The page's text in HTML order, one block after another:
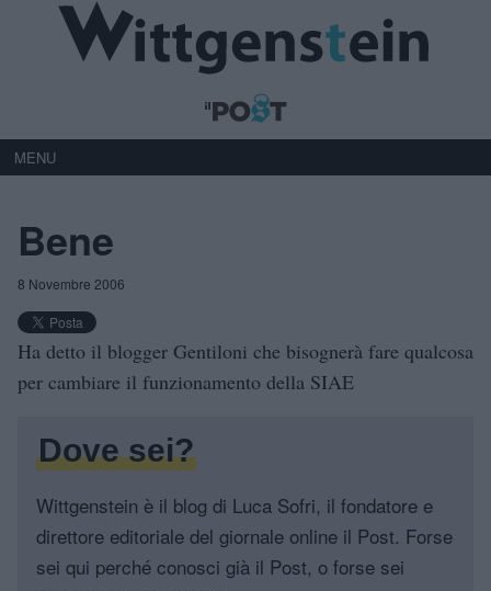
MENU
Bene
8 Novembre 2006
Ha detto il blogger Gentiloni che bisognerà fare qualcosa
per cambiare il funzionamento della SIAE
Dove sei?
Wittgenstein è il blog di Luca Sofri, il fondatore e
direttore editoriale del giornale online il Post. Forse
sei qui perché conosci già il Post, o forse sei